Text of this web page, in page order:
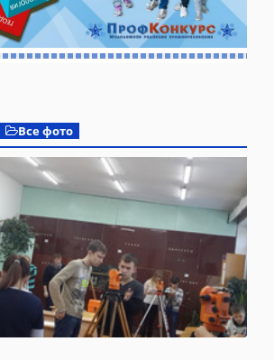
Все фото